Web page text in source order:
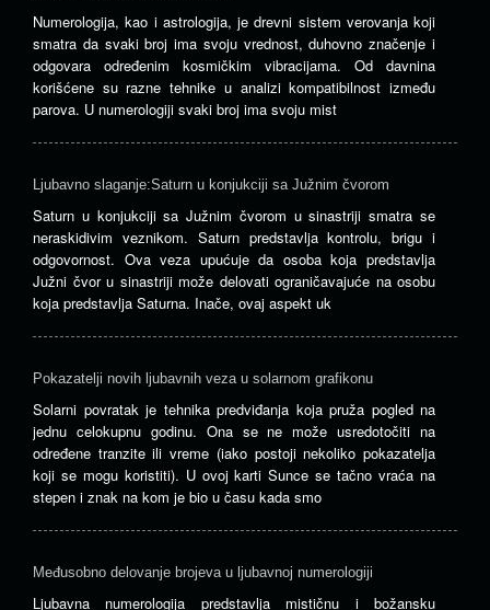
Numerologija, kao i astrologija, je drevni sistem verovanja koji
smatra da svaki broj ima svoju vrednost, duhovno značenje i
odgovara određenim kosmičkim vibracijama. Od davnina
korišćene su razne tehnike u analizi kompatibilnost između
parova. U numerologiji svaki broj ima svoju mist
Ljubavno slaganje:Saturn u konjukciji sa Južnim čvorom
Saturn u konjukciji sa Južnim čvorom u sinastriji smatra se
neraskidivim veznikom. Saturn predstavlja kontrolu, brigu i
odgovornost. Ova veza upućuje da osoba koja predstavlja
Južni čvor u sinastriji može delovati ograničavajuće na osobu
koja predstavlja Saturna. Inače, ovaj aspekt uk
Pokazatelji novih ljubavnih veza u solarnom grafikonu
Solarni povratak je tehnika predviđanja koja pruža pogled na
jednu celokupnu godinu. Ona se ne može usredotočiti na
određene tranzite ili vreme (iako postoji nekoliko pokazatelja
koji se mogu koristiti). U ovoj karti Sunce se tačno vraća na
stepen i znak na kom je bio u času kada smo
Međusobno delovanje brojeva u ljubavnoj numerologiji
Ljubavna numerologija predstavlja mističnu i božansku